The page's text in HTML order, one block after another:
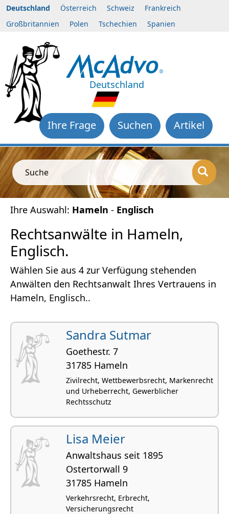
Deutschland Österreich Schweiz
Frankreich
Großbritannien
Polen Tschechien Spanien
Deutschland
Artikel
Suchen
Ihre Frage
Suche
Ihre Auswahl: Hameln - Englisch
Rechtsanwälte in Hameln,
Englisch.
Wählen Sie aus 4 zur Verfügung stehenden
Anwälten den Rechtsanwalt Ihres Vertrauens in
Hameln, Englisch..
Sandra Sutmar
Goethestr. 7
31785 Hameln
Zivilrecht, Wettbewerbsrecht, Markenrecht
und Urheberrecht, Gewerblicher
Rechtsschutz
Lisa Meier
Anwaltshaus seit 1895
Ostertorwall 9
31785 Hameln
Verkehrsrecht, Erbrecht,
Versicherungsrecht